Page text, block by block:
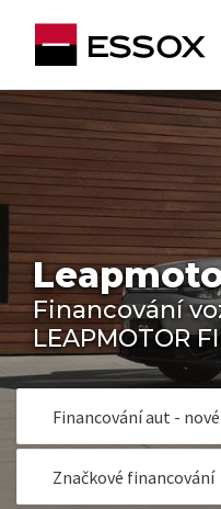
Financování
LEAPMOTOR
Financování aut -
Značkové financování